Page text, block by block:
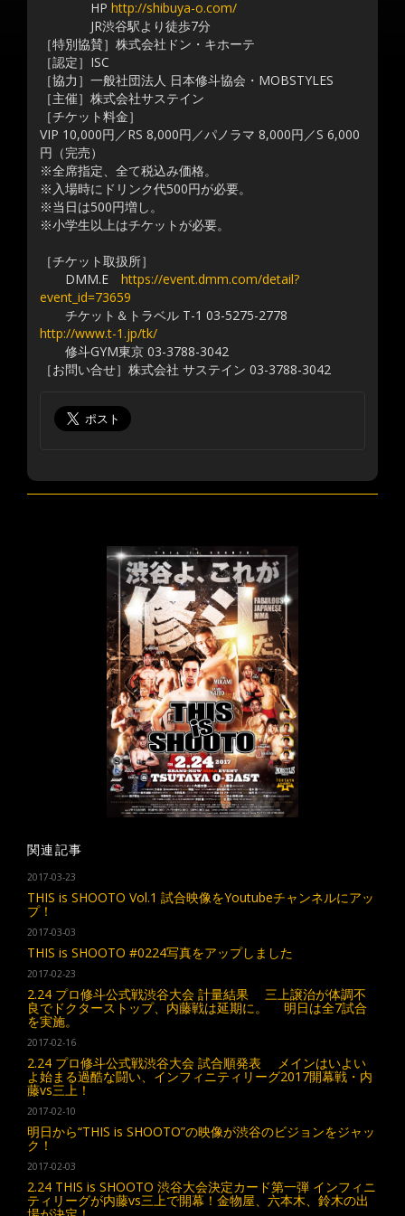
HP http://shibuya-o.com/
JR渋谷駅より徒歩7分
［特別協賛］株式会社ドン・キホーテ
［認定］ISC
［協力］一般社団法人 日本修斗協会・MOBSTYLES
［主催］株式会社サステイン
［チケット料金］
VIP 10,000円／RS 8,000円／パノラマ 8,000円／S 6,000
円（完売）
※全席指定、全て税込み価格。
※入場時にドリンク代500円が必要。
※当日は500円増し。
※小学生以上はチケットが必要。
［チケット取扱所］
DMM.E https://event.dmm.com/detail?
event_id=73659
チケット＆トラベル T-1 03-5275-2778
http://www.t-1.jp/tk/
修斗GYM東京 03-3788-3042
［お問い合せ］株式会社 サステイン 03-3788-3042
関連記事
2017-03-23
THIS is SHOOTO Vol.1 試合映像をYoutubeチャンネルにアッ
プ！
2017-03-03
THIS is SHOOTO #0224写真をアップしました
2017-02-23
2.24 プロ修斗公式戦渋谷大会 計量結果 三上譲治が体調不
良でドクターストップ、内藤戦は延期に。 明日は全7試合
を実施。
2017-02-16
2.24 プロ修斗公式戦渋谷大会 試合順発表 メインはいよい
よ始まる過酷な闘い、インフィニティリーグ2017開幕戦・内
藤vs三上！
2017-02-10
明日から“THIS is SHOOTO”の映像が渋谷のビジョンをジャッ
ク！
2017-02-03
2.24 THIS is SHOOTO 渋谷大会決定カード第一弾 インフィニ
ティリーグが内藤vs三上で開幕！金物屋、六本木、鈴木の出